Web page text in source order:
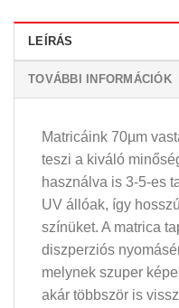
LEÍRÁS
TOVÁBBI INFORMÁCIÓK
Matricáink 70µm
teszi a kiváló
használva is 3-5-es
UV állóak, így
színüket. A matrica
diszperziós
melynek szuper
akár többször is